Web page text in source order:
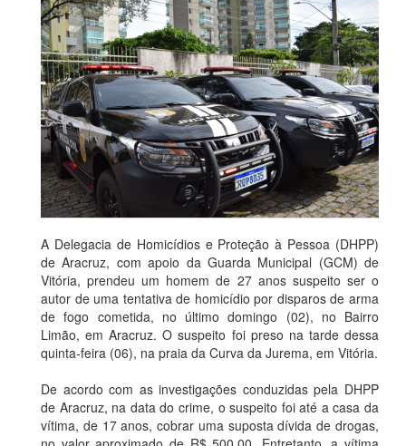
A Delegacia de Homicídios e Proteção à Pessoa (DHPP)
de Aracruz, com apoio da Guarda Municipal (GCM) de
Vitória, prendeu um homem de 27 anos suspeito ser o
autor de uma tentativa de homicídio por disparos de arma
de fogo cometida, no último domingo (02), no Bairro
Limão, em Aracruz. O suspeito foi preso na tarde dessa
quinta-feira (06), na praia da Curva da Jurema, em Vitória.
De acordo com as investigações conduzidas pela DHPP
de Aracruz, na data do crime, o suspeito foi até a casa da
vítima, de 17 anos, cobrar uma suposta dívida de drogas,